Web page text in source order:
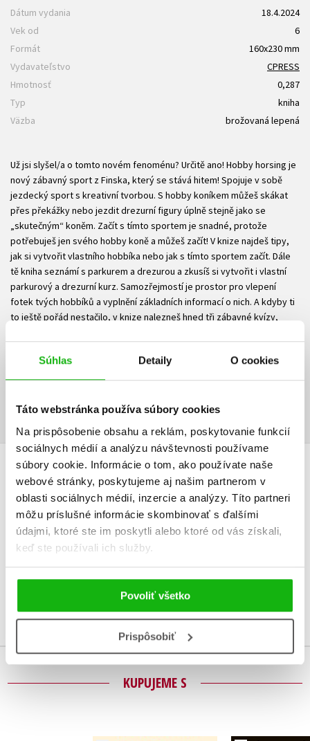
Súhlas Detaily O cookies
Táto webstránka používa súbory cookies
Na prispôsobenie obsahu a reklám, poskytovanie funkcií
sociálnych médií a analýzu návštevnosti používame
súbory cookie. Informácie o tom, ako používate naše
webové stránky, poskytujeme aj našim partnerom v
oblasti sociálnych médií, inzercie a analýzy. Títo partneri
môžu príslušné informácie skombinovať s ďalšími
údajmi, ktoré ste im poskytli alebo ktoré od vás získali,
keď ste používali ich služby.
Povoliť všetko
Prispôsobiť
Dátum vydania
18.4.2024
Vek od
6
Formát
160x230 mm
Vydavateľstvo
CPRESS
Hmotnosť
0,287
Typ
kniha
Väzba
brožovaná lepená
Už jsi slyšel/a o tomto novém fenoménu? Určitě ano! Hobby horsing je
nový zábavný sport z Finska, který se stává hitem! Spojuje v sobě
jezdecký sport s kreativní tvorbou. S hobby koníkem můžeš skákat
přes překážky nebo jezdit drezurní figury úplně stejně jako se
„skutečným“ koněm. Začít s tímto sportem je snadné, protože
potřebuješ jen svého hobby koně a můžeš začít! V knize najdeš tipy,
jak si vytvořit vlastního hobbíka nebo jak s tímto sportem začít. Dále
tě kniha seznámí s parkurem a drezurou a zkusíš si vytvořit i vlastní
parkurový a drezurní kurz. Samozřejmostí je prostor pro vlepení
fotek tvých hobbíků a vyplnění základních informací o nich. A kdyby ti
to ještě pořád nestačilo, v knize nalezneš hned tři zábavné kvízy,
Súbory na stiahnutie
UŽIVATEĽSKÁ RECENZIA
Žiadne užívateľské hodnotenia nie sú dostupné.
Vaše hodnotenie
KUPUJEME S